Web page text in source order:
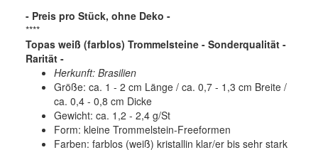
- Preis pro Stück, ohne Deko -
****
Topas weiß (farblos) Trommelsteine - Sonderqualität -
Rarität -
Herkunft: Brasilien
Größe: ca. 1 - 2 cm Länge / ca. 0,7 - 1,3 cm Breite /
ca. 0,4 - 0,8 cm Dicke
Gewicht: ca. 1,2 - 2,4 g/St
Form: kleine Trommelstein-Freeformen
Farben: farblos (weiß) kristallin klar/er bis sehr stark